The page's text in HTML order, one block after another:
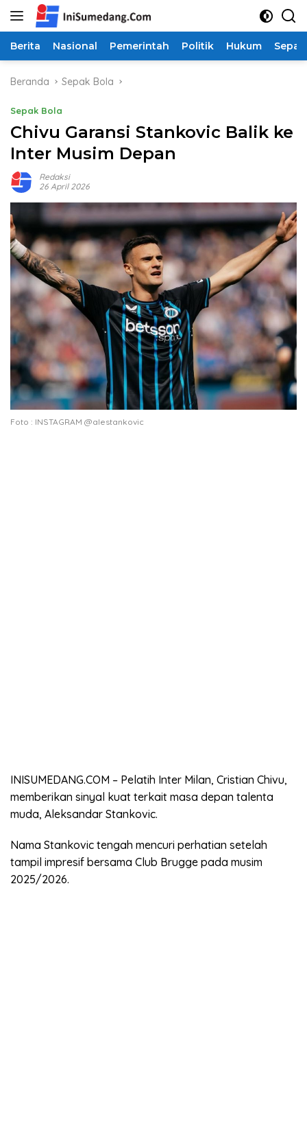
Langsung
Berita Nasional Pemerintah Politik Hukum
Beranda Sepak Bola
Sepak Bola
Chivu Garansi Stankovic Balik ke
Inter Musim Depan
Redaksi
26 April 2026
Foto : INSTAGRAM @alestankovic
INISUMEDANG.COM – Pelatih Inter Milan, Cristian Chivu,
memberikan sinyal kuat terkait masa depan talenta
muda, Aleksandar Stankovic.
Nama Stankovic tengah mencuri perhatian setelah
tampil impresif bersama Club Brugge pada musim
2025/2026.